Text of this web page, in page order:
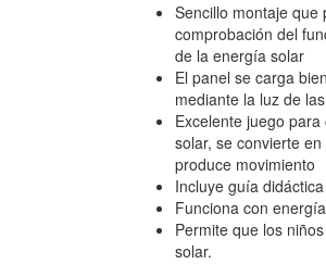
Sencillo montaje que
comprobación del
de la energía solar
El panel se carga
mediante la luz de
Excelente juego
solar, se convierte
produce movimiento
Incluye guía
Funciona con
Permite que los
solar.